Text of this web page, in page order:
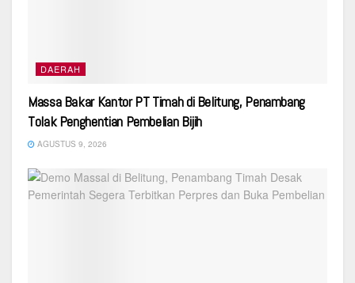
DAERAH
Massa Bakar Kantor PT Timah di Belitung, Penambang
Tolak Penghentian Pembelian Bijih
AGUSTUS 9, 2026